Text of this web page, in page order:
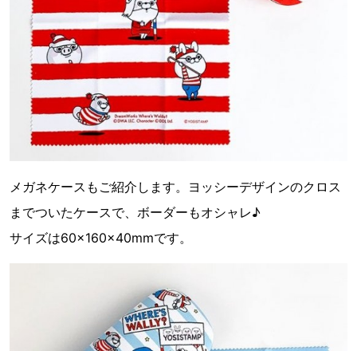
メガネケースもご紹介します。ヨッシーデザインのクロス
までついたケースで、ボーダーもオシャレ♪
サイズは60×160×40mmです。